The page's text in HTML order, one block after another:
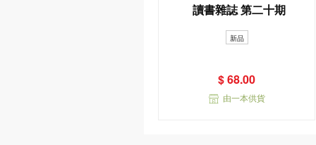
讀書雜誌 第二十期
新品
$ 68.00
由一本供貨